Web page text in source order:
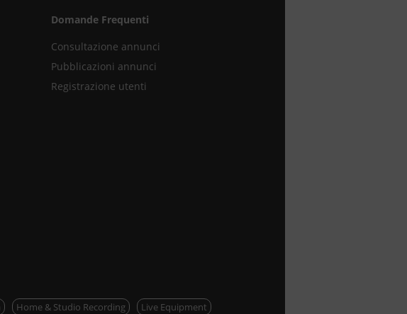
Domande Frequenti
Consultazione annunci
Pubblicazioni annunci
Registrazione utenti
Home & Studio Recording
Live Equipment